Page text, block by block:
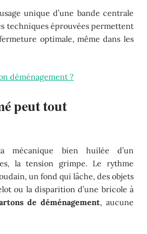
unique d’une bande centrale
techniques éprouvées permettent
optimale, même dans les
déménagement ?
peut tout
mécanique bien huilée d’un
la tension grimpe. Le rythme
un fond qui lâche, des objets
ou la disparition d’une bricole à
de déménagement, aucune